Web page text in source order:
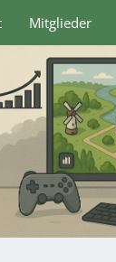
Mitglieder